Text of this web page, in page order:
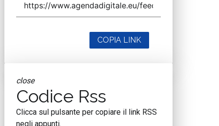
COPIA LINK
close
Codice Rss
Clicca sul pulsante per copiare il link RSS
negli appunti.